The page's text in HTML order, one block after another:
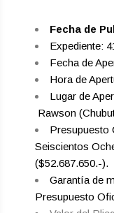
Fecha de
Expediente:
Fecha de
Hora de
Lugar de
Rawson
Presupuesto
Seiscientos
($52.687.650.-).
Garantía de
Presupuesto